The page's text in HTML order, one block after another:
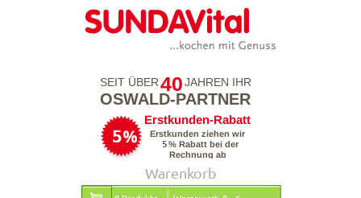
SEIT ÜBER40JAHREN IHR
OSWALD-PARTNER
Warenkorb